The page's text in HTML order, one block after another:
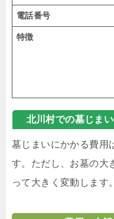
電話番号
特徴
北川村での墓じま
墓じまいにかかる費用
す。ただし、お墓の大
って大きく変動します。